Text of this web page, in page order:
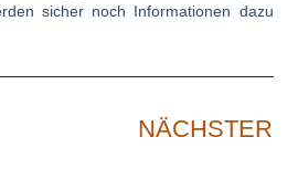
sicher noch Informationen dazu
NÄCHSTER